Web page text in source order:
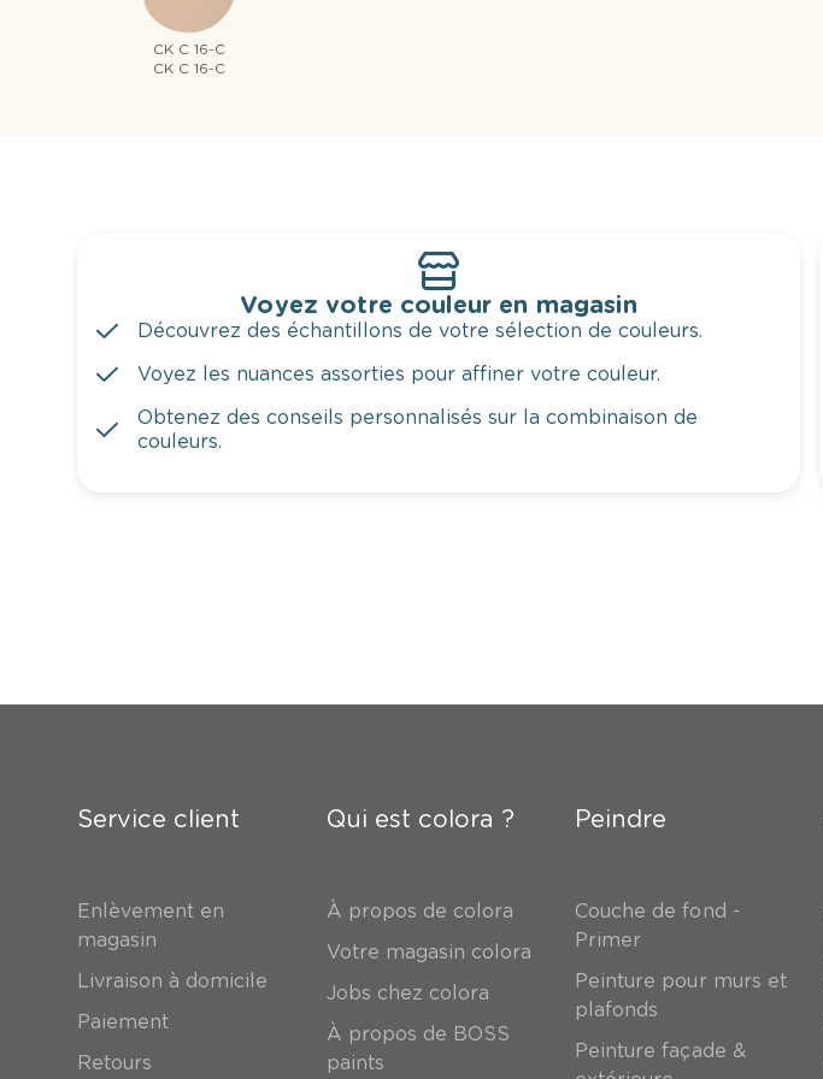
CK C 16-C
CK C 16-C
Voyez votre couleur en magasin
Découvrez des échantillons de votre sélection de couleurs.
Voyez les nuances assorties pour affiner votre couleur.
Obtenez des conseils personnalisés sur la combinaison de
couleurs.
Service client
Enlèvement en
magasin
Livraison à domicile
Paiement
Retours
Qui est colora ?
À propos de colora
Votre magasin colora
Jobs chez colora
À propos de BOSS
paints
Peindre
Couche de fond -
Primer
Peinture pour murs et
plafonds
Peinture façade &